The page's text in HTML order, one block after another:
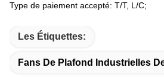
Type de paiement accepté: T/T, L/C;
Les Étiquettes:
Fans De Plafond Industrielles